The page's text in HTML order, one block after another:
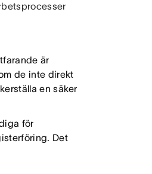
är
de inte direkt
en säker
för
Det